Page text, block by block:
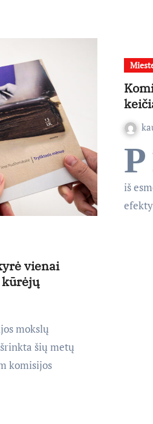
vienai
mokslų
šių metų
komisijos
P
iš